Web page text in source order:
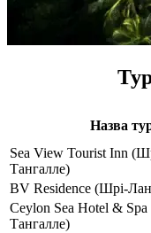
Назва
Sea View Tourist Inn
Тангалле)
BV Residence (Шрі-
Ceylon Sea Hotel &
Тангалле)